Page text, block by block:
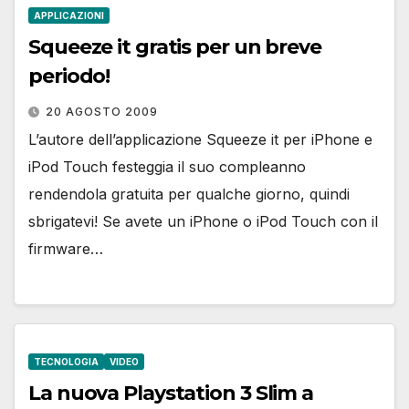
APPLICAZIONI
Squeeze it gratis per un breve
periodo!
20 AGOSTO 2009
L’autore dell’applicazione Squeeze it per iPhone e
iPod Touch festeggia il suo compleanno
rendendola gratuita per qualche giorno, quindi
sbrigatevi! Se avete un iPhone o iPod Touch con il
firmware…
TECNOLOGIA VIDEO
La nuova Playstation 3 Slim a